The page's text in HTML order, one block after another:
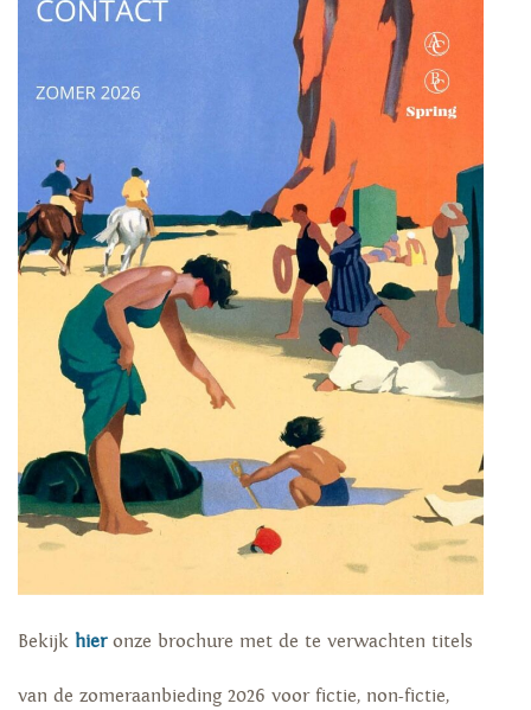
Bekijk hieronze brochure met de te verwachten titels
van de zomeraanbieding 2026 voor fictie, non-fictie,